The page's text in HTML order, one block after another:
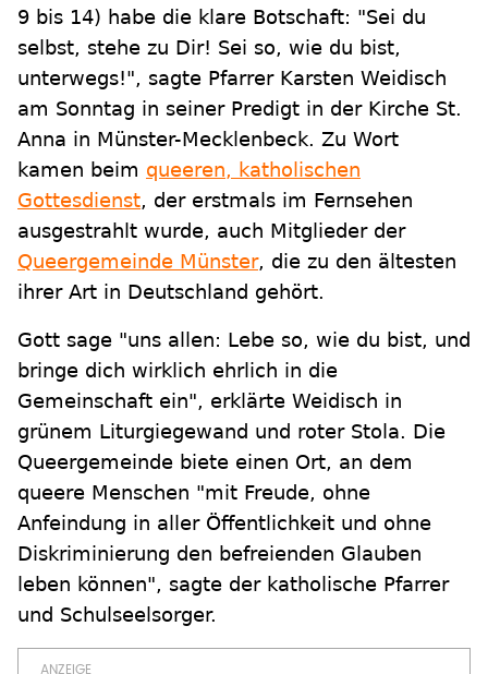
9 bis 14) habe die klare Botschaft: "Sei du
selbst, stehe zu Dir! Sei so, wie du bist,
unterwegs!", sagte Pfarrer Karsten Weidisch
am Sonntag in seiner Predigt in der Kirche St.
Anna in Münster-Mecklenbeck. Zu Wort
kamen beim queeren, katholischen
Gottesdienst, der erstmals im Fernsehen
ausgestrahlt wurde, auch Mitglieder der
Queergemeinde Münster, die zu den ältesten
ihrer Art in Deutschland gehört.
Gott sage "uns allen: Lebe so, wie du bist, und
bringe dich wirklich ehrlich in die
Gemeinschaft ein", erklärte Weidisch in
grünem Liturgiegewand und roter Stola. Die
Queergemeinde biete einen Ort, an dem
queere Menschen "mit Freude, ohne
Anfeindung in aller Öffentlichkeit und ohne
Diskriminierung den befreienden Glauben
leben können", sagte der katholische Pfarrer
und Schulseelsorger.